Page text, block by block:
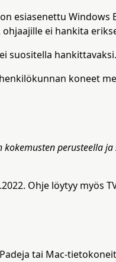
ja
esiasenettu Windows
ei hankita
suositella hankittavaksi.
koneet
perusteella
Ohje löytyy myös
tai Mac-